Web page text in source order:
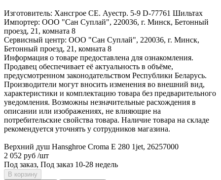
Изготовитель: Хансгрое СЕ. Ауестр. 5-9 D-77761 Шильтах
Импортер: ООО "Сан Суплай", 220036, г. Минск, Бетонный
проезд, 21, комната 8
Сервисный центр: ООО "Сан Суплай", 220036, г. Минск,
Бетонный проезд, 21, комната 8
Информация о товаре предоставлена для ознакомления.
Продавец обеспечивает её актуальность в объёме,
предусмотренном законодательством Республики Беларусь.
Производители могут вносить изменения во внешний вид,
характеристики и комплектацию товара без предварительного
уведомления. Возможны незначительные расхождения в
описании или изображениях, не влияющие на
потребительские свойства товара. Наличие товара на складе
рекомендуется уточнять у сотрудников магазина.
Верхний душ Hansghroe Croma E 280 1jet, 26257000
2 052 руб /шт
Под заказ, Под заказ 10-28 недель
В корзину